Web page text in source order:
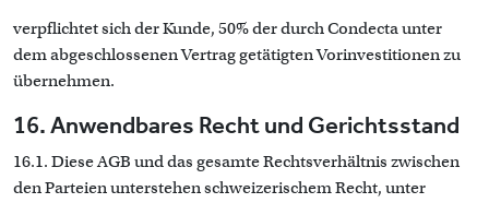
verpflichtet sich der Kunde, 50% der durch Condecta unter
dem abgeschlossenen Vertrag getätigten Vorinvestitionen zu
übernehmen.
16. Anwendbares Recht und Gerichtsstand
16.1. Diese AGB und das gesamte Rechtsverhältnis zwischen
den Parteien unterstehen schweizerischem Recht, unter